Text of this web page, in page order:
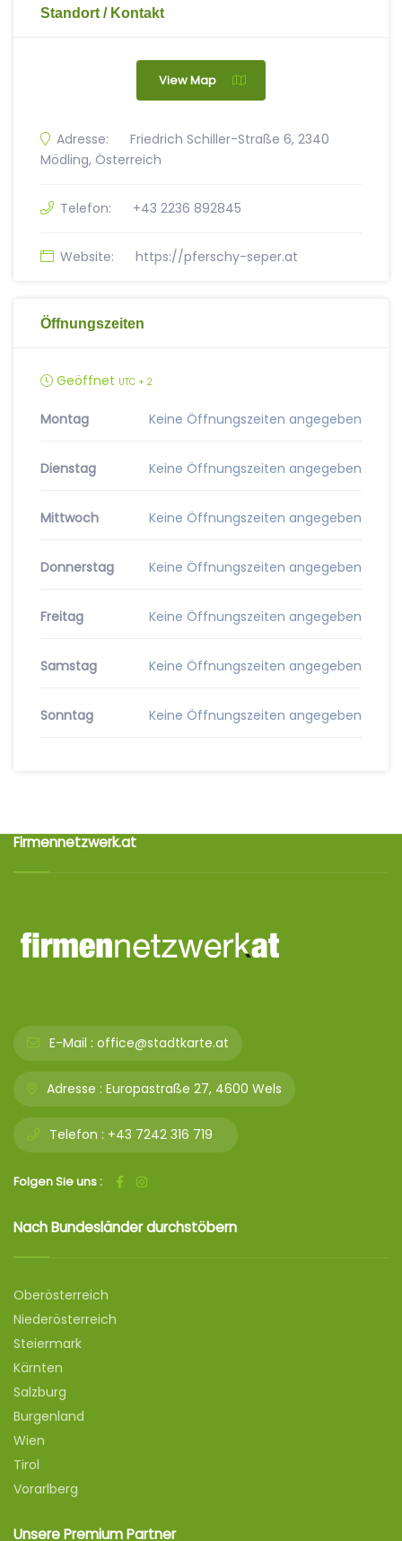
Standort / Kontakt
View Map
Adresse:
Friedrich Schiller-Straße 6, 2340
Mödling, Österreich
Telefon: +43 2236 892845
Website: https://pferschy-seper.at
Öffnungszeiten
Geöffnet UTC + 2
Montag Keine Öffnungszeiten angegeben
Dienstag Keine Öffnungszeiten angegeben
Mittwoch Keine Öffnungszeiten angegeben
Donnerstag Keine Öffnungszeiten angegeben
Freitag Keine Öffnungszeiten angegeben
Samstag Keine Öffnungszeiten angegeben
Sonntag Keine Öffnungszeiten angegeben
Firmennetzwerk.at
E-Mail : office@stadtkarte.at
Adresse : Europastraße 27, 4600 Wels
Telefon : +43 7242 316 719
Folgen Sie uns :
Nach Bundesländer durchstöbern
Oberösterreich
Niederösterreich
Steiermark
Kärnten
Salzburg
Burgenland
Wien
Tirol
Vorarlberg
Unsere Premium Partner